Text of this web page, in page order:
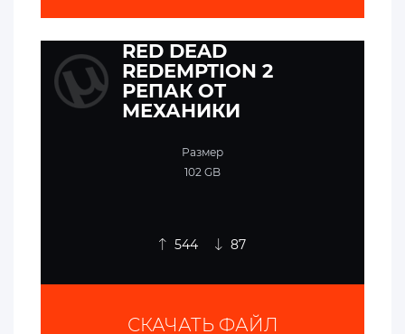
RED DEAD
REDEMPTION 2
РЕПАК ОТ
МЕХАНИКИ
Размер
102 GB
544 87
СКАЧАТЬ ФАЙЛ